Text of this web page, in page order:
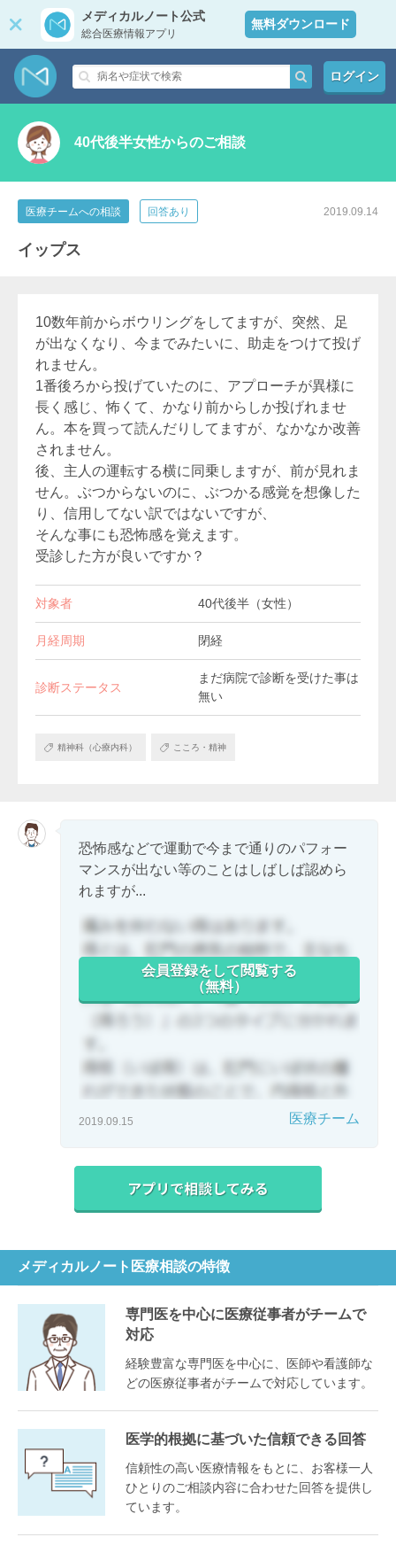
メディカルノート公式
総合医療情報アプリ
無料ダウンロード
ログイン
40代後半女性からのご相談
医療チームへの相談 回答あり 2019.09.14
イップス
10数年前からボウリングをしてますが、突然、足
が出なくなり、今までみたいに、助走をつけて投げ
れません。
1番後ろから投げていたのに、アプローチが異様に
長く感じ、怖くて、かなり前からしか投げれませ
ん。本を買って読んだりしてますが、なかなか改善
されません。
後、主人の運転する横に同乗しますが、前が見れま
せん。ぶつからないのに、ぶつかる感覚を想像した
り、信用してない訳ではないですが、
そんな事にも恐怖感を覚えます。
受診した方が良いですか？
対象者 40代後半（女性）
月経周期 閉経
診断ステータス
まだ病院で診断を受けた事は
無い
精神科（心療内科） こころ・精神
恐怖感などで運動で今まで通りのパフォー
マンスが出ない等のことはしばしば認めら
れますが...
会員登録をして閲覧する
（無料）
2019.09.15 医療チーム
メディカルノート医療相談の特徴
専門医を中心に医療従事者がチームで
対応
経験豊富な専門医を中心に、医師や看護師な
どの医療従事者がチームで対応しています。
医学的根拠に基づいた信頼できる回答
信頼性の高い医療情報をもとに、お客様一人
ひとりのご相談内容に合わせた回答を提供し
ています。